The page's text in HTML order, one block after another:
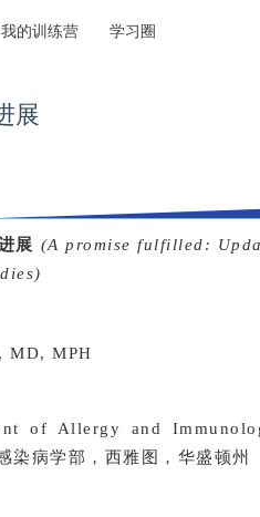
我的训练营 学习圈
展
展 (A promise fulfilled:
MD, MPH
of Allergy and
染病学部，西雅图，华盛顿州